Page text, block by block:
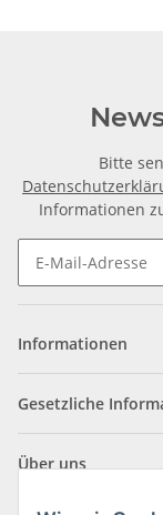
Bitte
Informationen
Informationen
Gesetzliche
Über uns